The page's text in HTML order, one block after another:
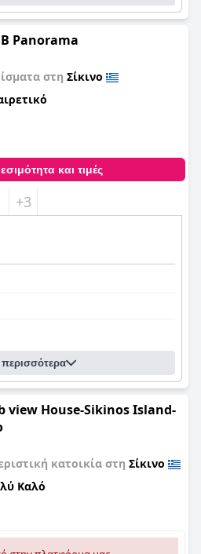
Panorama
στη Σίκινο
και τιμές
+3
περισσότερα
view House-Sikinos Island-
κατοικία στη Σίκινο
Καλό